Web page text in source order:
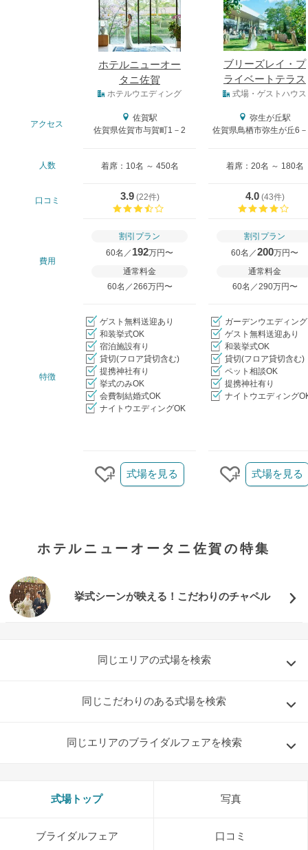
おトクな特典つきフェア
【ご来館特典＿1】
ホテルニューオー
タニ佐賀
ブリーズレイ・プ
ライベートテラス
ホテルウエディング 式場・ゲストハウス
アクセス
佐賀駅
佐賀県佐賀市与賀町1－2
弥生が丘駅
佐賀県鳥栖市弥生が丘6
人数 着席：10名 ～ 450名 着席：20名 ～ 180名
口コミ 3.9(22件)
4.0(43件)
費用
割引プラン
60名／ 192万円〜
通常料金
60名／266万円〜
割引プラン
60名／200万円〜
通常料金
60名／290万円〜
特徴
ゲスト無料送迎あり
和装挙式OK
宿泊施設有り
貸切(フロア貸切含む)
提携神社有り
挙式のみOK
会費制結婚式OK
ナイトウエディングOK
ガーデンウエディング
ゲスト無料送迎あり
和装挙式OK
貸切(フロア貸切含む)
ペット相談OK
提携神社有り
ナイトウエディング
クリップする
式場を見る
クリップする
式場を見る
ホテルニューオータニ佐賀の特集
挙式シーンが映える！こだわりのチャペル
同じエリアの式場を検索
同じこだわりのある式場を検索
同じエリアのブライダルフェアを検索
式場トップ 写真
ブライダルフェア 口コミ